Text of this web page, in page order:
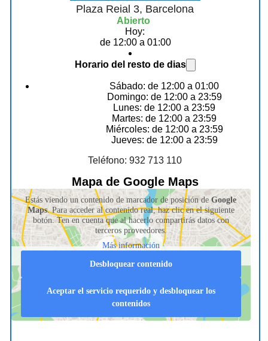
Plaza Reial 3, Barcelona
Abierto
Hoy:
de 12:00 a 01:00
Horario del resto de dias
Sábado: de 12:00 a 01:00
Domingo: de 12:00 a 23:59
Lunes: de 12:00 a 23:59
Martes: de 12:00 a 23:59
Miércoles: de 12:00 a 23:59
Jueves: de 12:00 a 23:59
Teléfono: 932 713 110
Mapa de Google Maps
Estás viendo un contenido de marcador de posición deGoogle
Maps. Para acceder al contenido real, haz clic en el siguiente
botón. Ten en cuenta que al hacerlo compartirás datos con
terceros proveedores.
Más información
Desbloquear contenido
Aceptar el servicio requerido y desbloquear los
contenidos